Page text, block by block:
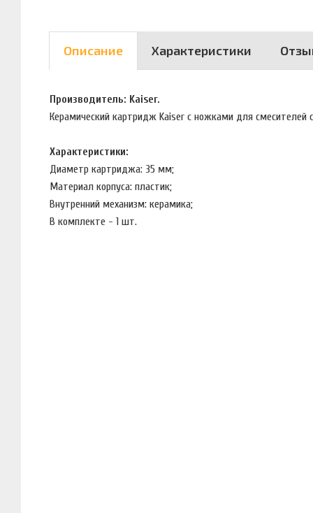
Описание Характеристики
Производитель: Kaiser.
Керамический картридж Kaiser с ножками для смесителей
Характеристики:
Диаметр картриджа: 35 мм;
Материал корпуса: пластик;
Внутренний механизм: керамика;
В комплекте - 1 шт.